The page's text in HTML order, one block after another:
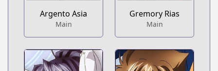
Argento Asia
Main
Gremory Rias
Main